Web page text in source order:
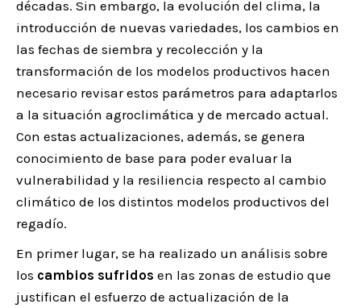
décadas. Sin embargo, la evolución del clima, la
introducción de nuevas variedades, los cambios en
las fechas de siembra y recolección y la
transformación de los modelos productivos hacen
necesario revisar estos parámetros para adaptarlos
a la situación agroclimática y de mercado actual.
Con estas actualizaciones, además, se genera
conocimiento de base para poder evaluar la
vulnerabilidad y la resiliencia respecto al cambio
climático de los distintos modelos productivos del
regadío.
En primer lugar, se ha realizado un análisis sobre
los cambios sufridos en las zonas de estudio que
justifican el esfuerzo de actualización de la